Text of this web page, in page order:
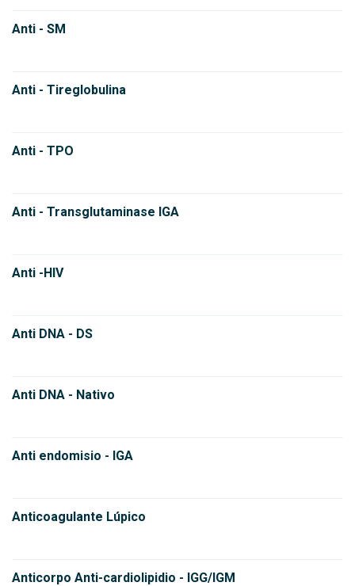
Anti - SM
Anti - Tireglobulina
Anti - TPO
Anti - Transglutaminase IGA
Anti -HIV
Anti DNA - DS
Anti DNA - Nativo
Anti endomisio - IGA
Anticoagulante Lúpico
Anticorpo Anti-cardiolipidio - IGG/IGM